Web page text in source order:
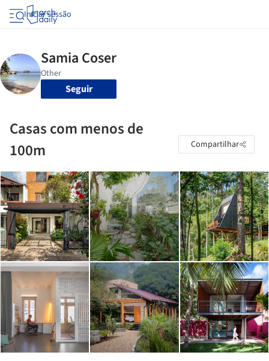
Iniciar sessão
Seguir
Casas com menos de
100m
Compartilhar